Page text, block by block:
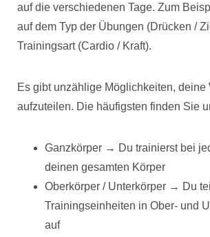
auf die verschiedenen Tage. Zum
auf dem Typ der Übungen (Drücken /
Trainingsart (Cardio / Kraft).
Es gibt unzählige Möglichkeiten, deine
aufzuteilen. Die häufigsten finden Sie
Ganzkörper → Du trainierst bei
deinen gesamten Körper
Oberkörper / Unterkörper → Du
Trainingseinheiten in Ober- und
auf